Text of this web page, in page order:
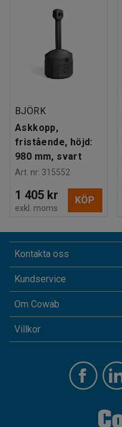
BJÖRK
Askkopp,
fristående, höjd:
980 mm, svart
Art. nr: 315552
1 405 kr
exkl. moms
KÖP
Kontakta oss
Kundservice
Om Cowab
Villkor